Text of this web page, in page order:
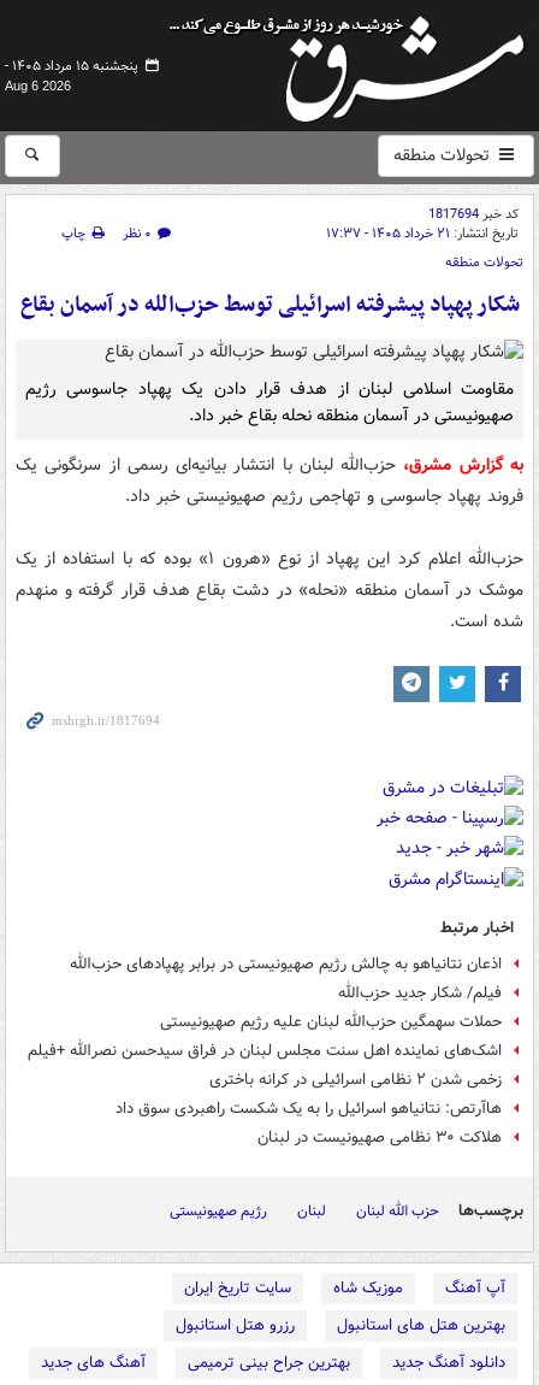
پنجشنبه ۱۵ مرداد ۱۴۰۵ -
Aug 6 2026
تحولات منطقه
کد خبر1817694
تاریخ انتشار: ۲۱ خرداد ۱۴۰۵ - ۱۷:۳۷ ۰ نظر
چاپ
تحولات منطقه
شکار پهپاد پیشرفته اسرائیلی توسط حزب‌الله در آسمان بقاع
مقاومت اسلامی لبنان از هدف قرار دادن یک پهپاد جاسوسی رژیم
صهیونیستی در آسمان منطقه نحله بقاع خبر داد.
به گزارش مشرق، حزب‌الله لبنان با انتشار بیانیه‌ای رسمی از سرنگونی یک
فروند پهپاد جاسوسی و تهاجمی رژیم صهیونیستی خبر داد.
حزب‌الله اعلام کرد این پهپاد از نوع «هرون ۱» بوده که با استفاده از یک
موشک در آسمان منطقه «نحله» در دشت بقاع هدف قرار گرفته و منهدم
شده است.
اخبار مرتبط
اذعان نتانیاهو به چالش رژیم صهیونیستی در برابر پهپادهای حزب‌الله
فیلم/ شکار جدید حزب‌الله
حملات سهمگین حزب‌الله لبنان علیه رژیم صهیونیستی
اشک‌های نماینده اهل سنت مجلس لبنان در فراق سیدحسن نصرالله +فیلم
زخمی شدن ۲ نظامی اسرائیلی در کرانه باختری
هاآرتص: نتانیاهو اسرائیل را به یک شکست راهبردی سوق داد
هلاکت ۳۰ نظامی صهیونیست در لبنان
برچسب‌ها حزب الله لبنان لبنان رژیم صهیونیستی
آپ آهنگ موزیک شاه
سایت تاریخ ایران
بهترین هتل های استانبول
رزرو هتل استانبول
دانلود آهنگ جدید
بهترین جراح بینی ترمیمی
آهنگ های جدید